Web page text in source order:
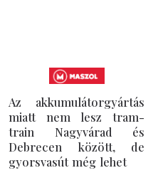
Az akkumulátorgyártás
miatt nem lesz tram-
train Nagyvárad és
Debrecen között, de
gyorsvasút még lehet